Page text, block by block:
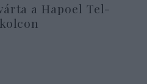
a Hapoel Tel-